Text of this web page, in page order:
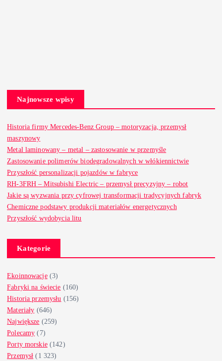
Najnowsze wpisy
Historia firmy Mercedes-Benz Group – motoryzacja, przemysł
maszynowy
Metal laminowany – metal – zastosowanie w przemyśle
Zastosowanie polimerów biodegradowalnych w włókiennictwie
Przyszłość personalizacji pojazdów w fabryce
RH-3FRH – Mitsubishi Electric – przemysł precyzyjny – robot
Jakie są wyzwania przy cyfrowej transformacji tradycyjnych fabryk
Chemiczne podstawy produkcji materiałów energetycznych
Przyszłość wydobycia litu
Kategorie
Ekoinnowacje(3)
Fabryki na świecie (160)
Historia przemysłu (156)
Materiały (646)
Największe (259)
Polecamy (7)
Porty morskie(142)
Przemysł (1 323)